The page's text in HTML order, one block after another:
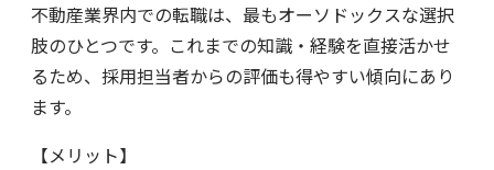
不動産業界内での転職は、最もオーソドックスな選択
肢のひとつです。これまでの知識・経験を直接活かせ
るため、採用担当者からの評価も得やすい傾向にあり
ます。
【メリット】